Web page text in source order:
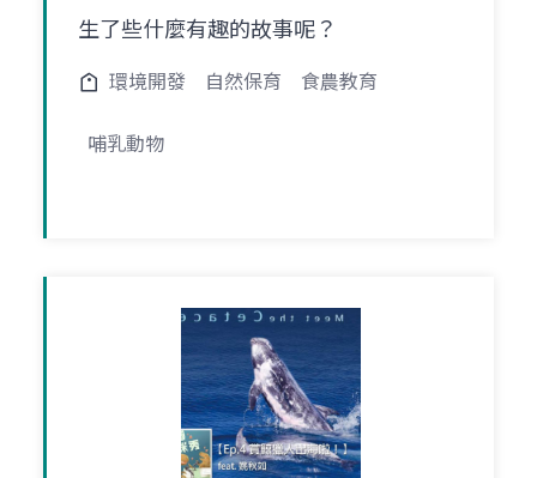
生了些什麼有趣的故事呢？
環境開發 自然保育 食農教育
哺乳動物